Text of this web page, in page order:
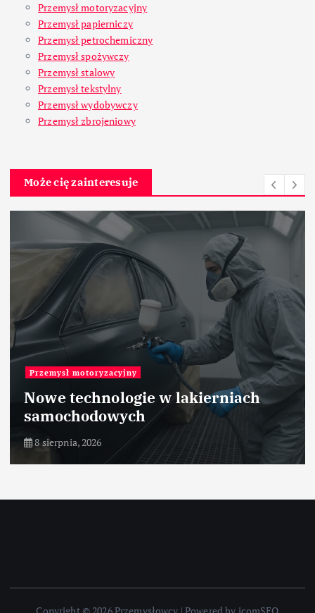
Przemysł motoryzacyjny
Przemysł papierniczy
Przemysł petrochemiczny
Przemysł spożywczy
Przemysł stalowy
Przemysł tekstylny
Przemysł wydobywczy
Przemysł zbrojeniowy
Może cię zainteresuje
Przemysł motoryzacyjny
Nowe technologie w lakierniach
samochodowych
8 sierpnia, 2026